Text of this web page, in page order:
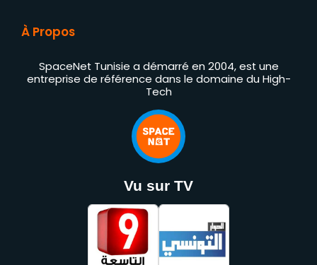
À Propos
SpaceNet Tunisie a démarré en 2004, est une
entreprise de référence dans le domaine du High-
Tech
Vu sur TV